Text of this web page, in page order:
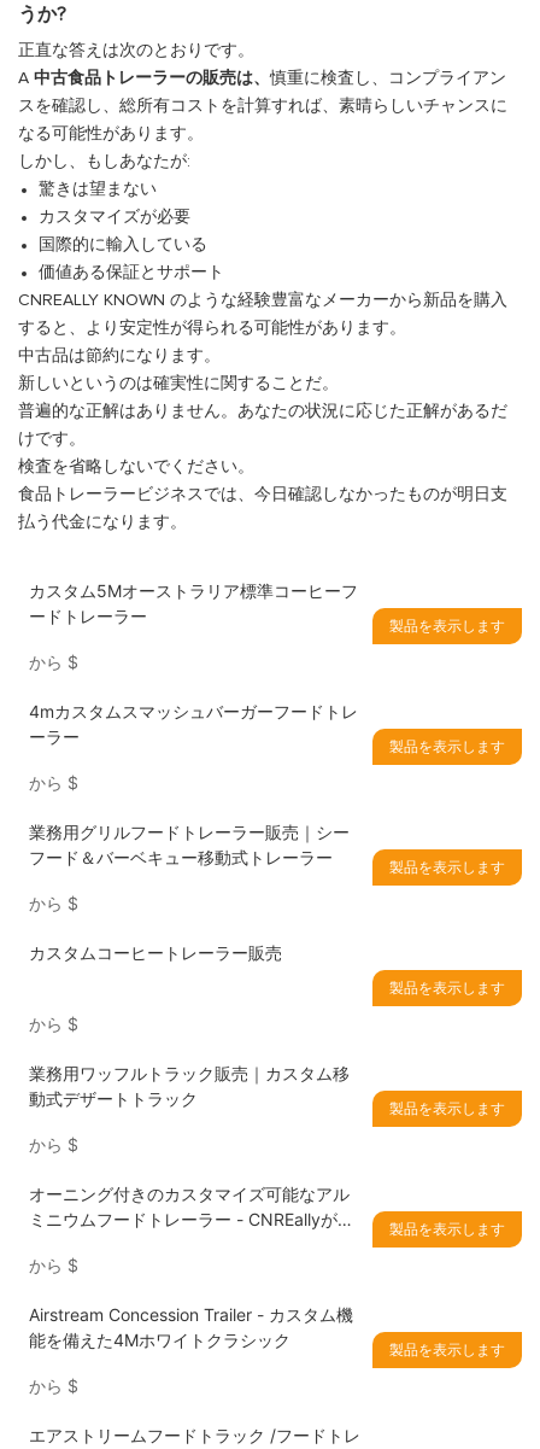
うか?
正直な答えは次のとおりです。
A 中古食品トレーラーの販売は、慎重に検査し、コンプライアン
スを確認し、総所有コストを計算すれば、素晴らしいチャンスに
なる可能性があります。
しかし、もしあなたが:
驚きは望まない
カスタマイズが必要
国際的に輸入している
価値ある保証とサポート
CNREALLY KNOWN のような経験豊富なメーカーから新品を購入
すると、より安定性が得られる可能性があります。
中古品は節約になります。
新しいというのは確実性に関することだ。
普遍的な正解はありません。あなたの状況に応じた正解があるだ
けです。
検査を省略しないでください。
食品トレーラービジネスでは、今日確認しなかったものが明日支
払う代金になります。
カスタム5Mオーストラリア標準コーヒーフ
ードトレーラー
から $
製品を表示します
4mカスタムスマッシュバーガーフードトレ
ーラー
から $
製品を表示します
業務用グリルフードトレーラー販売｜シー
フード＆バーベキュー移動式トレーラー
から $
製品を表示します
カスタムコーヒートレーラー販売
から $
製品を表示します
業務用ワッフルトラック販売｜カスタム移
動式デザートトラック
から $
製品を表示します
オーニング付きのカスタマイズ可能なアル
ミニウムフードトレーラー - CNREallyが知
から $
製品を表示します
Airstream Concession Trailer - カスタム機
能を備えた4Mホワイトクラシック
から $
製品を表示します
エアストリームフードトラック /フードトレ